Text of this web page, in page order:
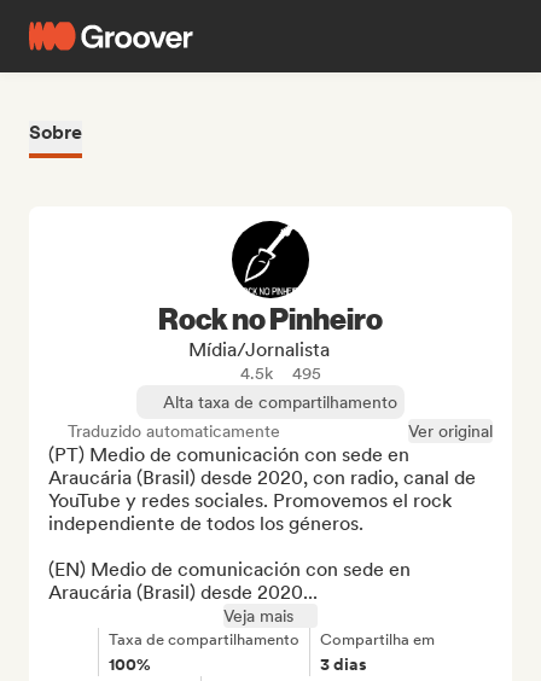
Sobre
Rock no Pinheiro
Mídia/Jornalista
4.5k
495
Alta taxa de compartilhamento
Traduzido automaticamente
Ver original
(PT) Medio de comunicación con sede en
Araucária (Brasil) desde 2020, con radio, canal de
YouTube y redes sociales. Promovemos el rock
independiente de todos los géneros.
(EN) Medio de comunicación con sede en
Araucária (Brasil) desde 2020...
Veja mais
Taxa de compartilhamento
100%
Compartilha em
3 dias